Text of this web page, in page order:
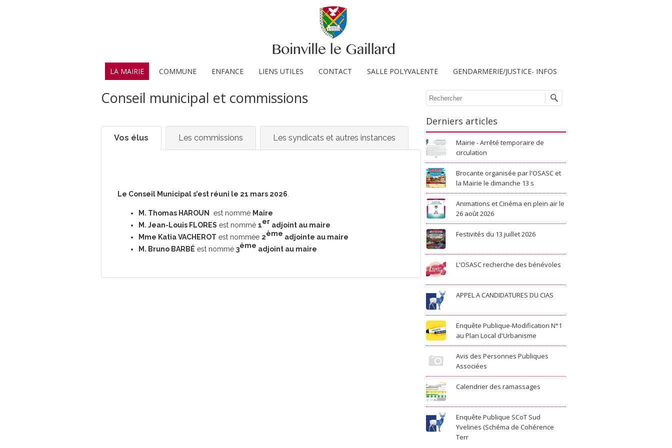
LA MAIRIE COMMUNE ENFANCE LIENS UTILES CONTACT SALLE POLYVALENTE GENDARMERIE/JUSTICE- INFOS
Conseil municipal et commissions
Vos élus Les commissions Les syndicats et autres instances
Le Conseil Municipal s’est réuni le 21 mars 2026
M. Thomas HAROUN est nommé Maire
M. Jean-Louis FLORES est nommé 1er adjoint au maire
Mme Katia VACHEROT est nommée 2ème adjointe au maire
M. Bruno BARBÉ est nommé 3ème adjoint au maire
Recherche
Derniers articles
Mairie - Arrêté temporaire de
circulation
Brocante organisée par l'OSASC et
la Mairie le dimanche 13 s
Animations et Cinéma en plein air le
26 août 2026
Festivités du 13 juillet 2026
L'OSASC recherche des bénévoles
APPEL A CANDIDATURES DU CIAS
Enquête Publique-Modification N°1
au Plan Local d'Urbanisme
Avis des Personnes Publiques
Associées
Calendrier des ramassages
Enquête Publique SCoT Sud
Yvelines (Schéma de Cohérence
Terr